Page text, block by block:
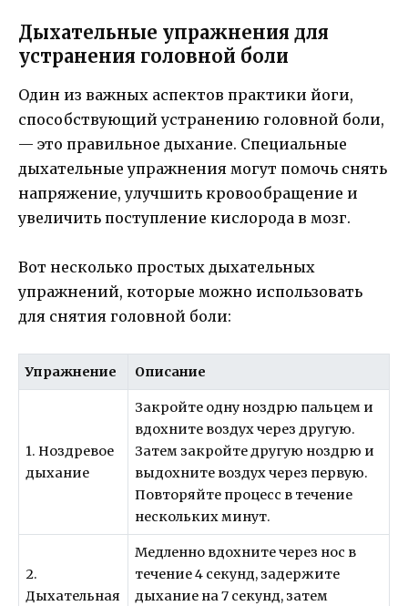
Дыхательные упражнения для
устранения головной боли
Один из важных аспектов практики йоги,
способствующий устранению головной боли,
— это правильное дыхание. Специальные
дыхательные упражнения могут помочь снять
напряжение, улучшить кровообращение и
увеличить поступление кислорода в мозг.
Вот несколько простых дыхательных
упражнений, которые можно использовать
для снятия головной боли:
Упражнение Описание
1. Ноздревое
дыхание
Закройте одну ноздрю пальцем и
вдохните воздух через другую.
Затем закройте другую ноздрю и
выдохните воздух через первую.
Повторяйте процесс в течение
нескольких минут.
2.
Дыхательная
Медленно вдохните через нос в
течение 4 секунд, задержите
дыхание на 7 секунд, затем